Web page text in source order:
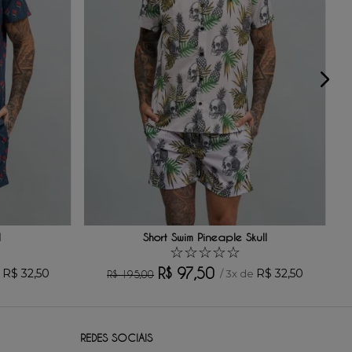
R$ 32,50
Short Swim Pineaple Skull
☆☆☆☆☆
R$ 195,00 R$ 97,50 /3x de R$ 32,50
REDES SOCIAIS